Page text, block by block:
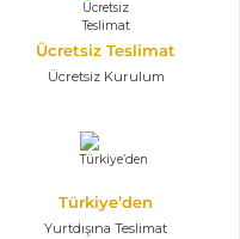
Ücretsiz Teslimat
Ücretsiz Kurulum
Türkiye’den
Yurtdışına Teslimat